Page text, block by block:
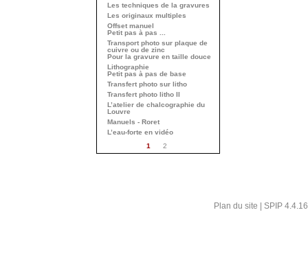
Les techniques de la gravures
Les originaux multiples
Offset manuel
Petit pas à pas ...
Transport photo sur plaque de
cuivre ou de zinc
Pour la gravure en taille douce
Lithographie
Petit pas à pas de base
Transfert photo sur litho
Transfert photo litho II
L’atelier de chalcographie du
Louvre
Manuels - Roret
L’eau-forte en vidéo
1
2
Plan du site SPIP 4.4.16